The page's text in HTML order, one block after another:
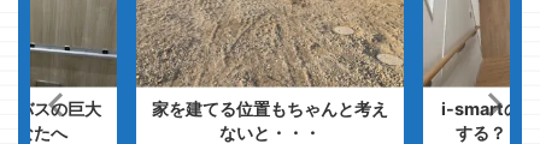
バスの巨大
なたへ
家を建てる位置もちゃんと考え
ないと・・・
i-smartのオ
する？・